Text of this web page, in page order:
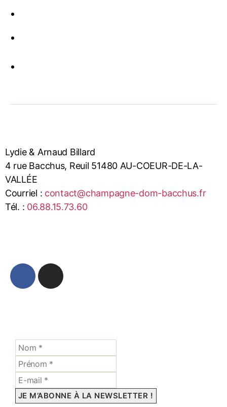
Lydie & Arnaud Billard
4 rue Bacchus, Reuil 51480 AU-COEUR-DE-LA-
VALLÉE
Courriel : contact@champagne-dom-bacchus.fr
Tél. : 06.88.15.73.60